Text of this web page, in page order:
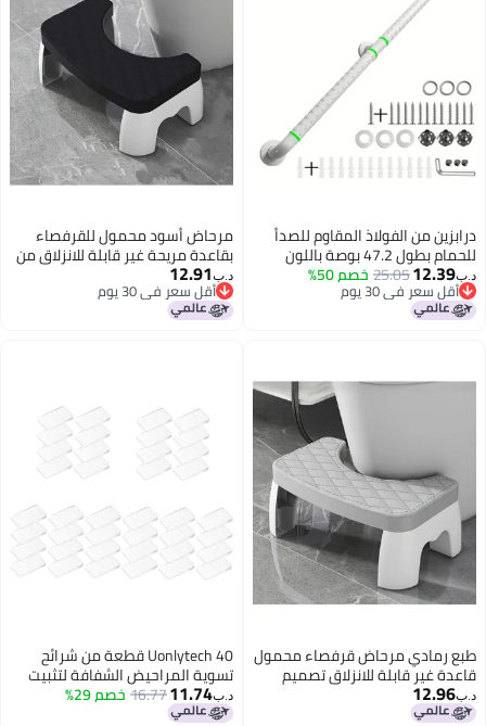
درابزين من الفولاذ المقاوم للصدأ
للحمام بطول 47.2 بوصة باللون
الأبيض، مخصص لسلامة كبار السن،
مضاد للانزلاق، مقبض حائطي
للمستشفيات والأشخاص ذوي
د.ب‏12.39
25.05خصم 50%
أقل سعر في 30 يوم
أقل سعر في 30 يوم
مرحاض أسود محمول للقرفصاء
بقاعدة مريحة غير قابلة للانزلاق من
البلاستيك المتين للتخييم والسفر
د.ب‏12.91
أقل سعر في 30 يوم
أقل سعر في 30 يوم
طبع رمادي مرحاض قرفصاء محمول
قاعدة غير قابلة للانزلاق تصميم
مريح للمنزل والتخييم والسفر
د.ب‏12.96
Uonlytech 40 قطعة من شرائح
تسوية المراحيض الشفافة لتثبيت
الأثاث، مناسبة للطاولات والمراحيض
غير المستوية، سهلة التركيب
د.ب‏11.74
16.77خصم 29%